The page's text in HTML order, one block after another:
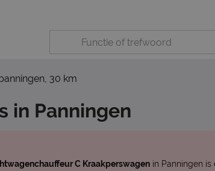
, 30 km
in Panningen
C Kraakperswagen in Panningen